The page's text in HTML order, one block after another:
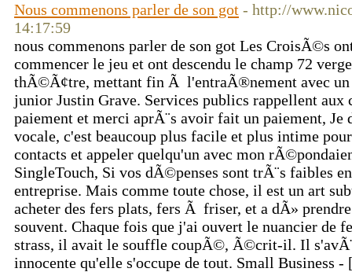
Nous commenons parler de son got - http://
14:17:59
nous commenons parler de son got Les CroisÃ©s
commencer le jeu et ont descendu le champ 72
thÃ©Ã¢tre, mettant fin Ã l'entraÃ®nement avec
junior Justin Grave. Services publics rappellent aux
paiement et merci aprÃ¨s avoir fait un paiement,
vocale, c'est beaucoup plus facile et plus intime
contacts et appeler quelqu'un avec mon
SingleTouch, Si vos dÃ©penses sont trÃ¨s faibles
entreprise. Mais comme toute chose, il est un art
acheter des fers plats, fers Ã friser, et a dÃ»
souvent. Chaque fois que j'ai ouvert le nuancier de
strass, il avait le souffle coupÃ©, Ã©crit-il. Il
innocente qu'elle s'occupe de tout. Small Business -